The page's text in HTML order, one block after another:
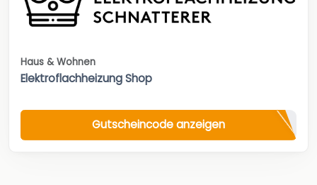
Haus & Wohnen
Elektroflachheizung Shop
Gutscheincode anzeigen